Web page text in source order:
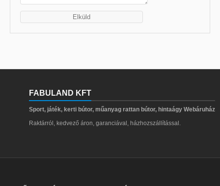
FABULAND KFT
Sport, játék, kerti bútor, műanyag rattan bútor, hintaágy Webáruház
Raktárról, kedvező áron, garanciával, házhozszállítással.